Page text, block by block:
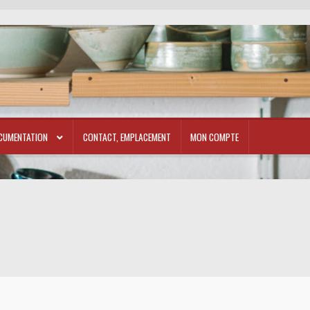
CONTACT, EMPLACEMENT MON COMPTE